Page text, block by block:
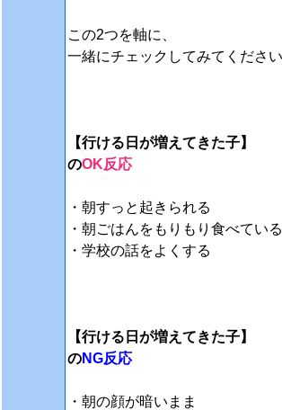
この2つを軸に、
一緒にチェックしてみてください
【行ける日が増えてきた子】
のOK反応
・朝すっと起きられる
・朝ごはんをもりもり食べている
・学校の話をよくする
【行ける日が増えてきた子】
のNG反応
・朝の顔が暗いまま